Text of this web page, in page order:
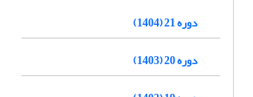
دوره 21 (1404)
دوره 20 (1403)